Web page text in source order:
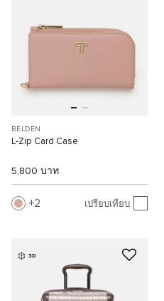
BELDEN
L-Zip Card Case
5,800 บาท
2 เปรียบเทียบ
3D